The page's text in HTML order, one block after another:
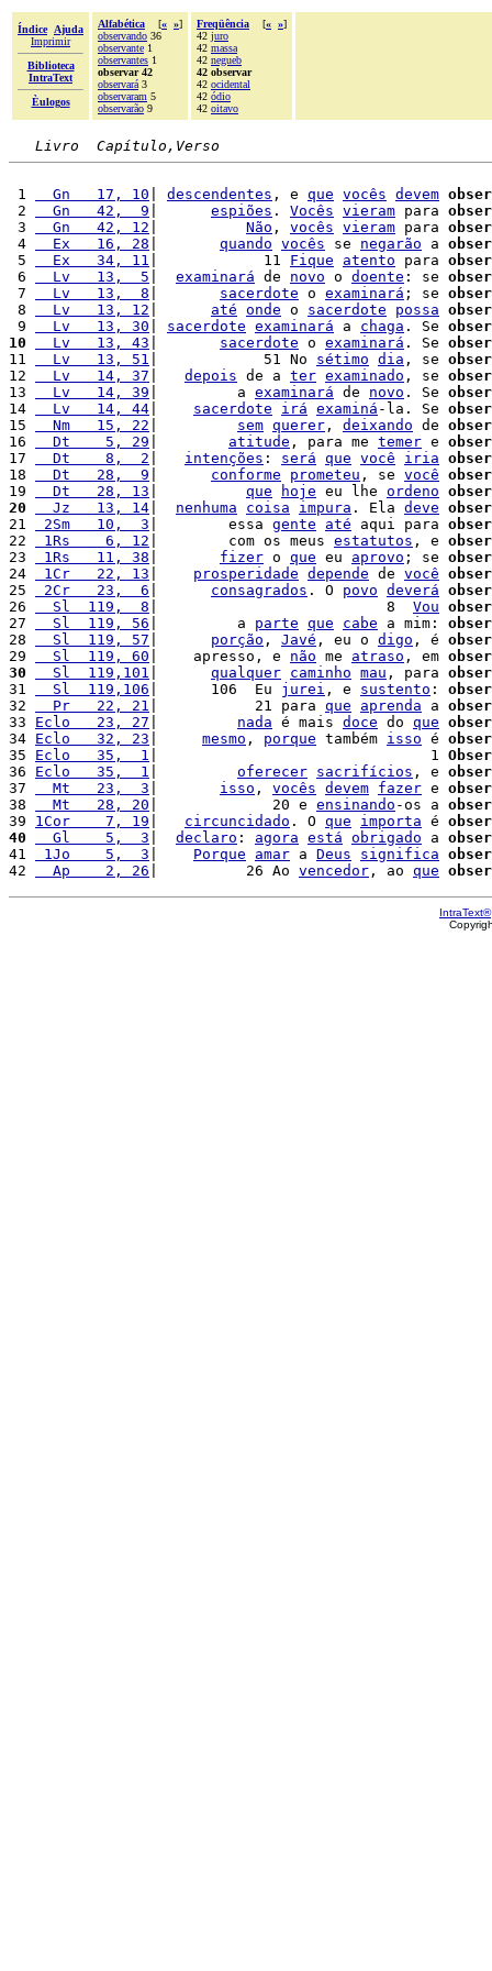
Índice
Ajuda
Imprimir
Biblioteca
IntraText
Èulogos
Alfabética [« »]
observando 36
observante 1
observantes 1
observar 42
observará 3
observaram 5
observarão 9
Freqüência [« »]
42 juro
42 massa
42 negueb
42 observar
42 ocidental
42 ódio
42 oitavo
Livro  Capítulo,Verso
1
  Gn   17, 10
descendentes , e que vocês devem
2
  Gn   42,  9
espiões . Vocês vieram para
3
  Gn   42, 12
Não , vocês vieram para
4
  Ex   16, 28
quando vocês se negarão a
5
  Ex   34, 11
|            11 Fique atento para
6
  Lv   13,  5
examinará de novo o doente : se
7
  Lv   13,  8
sacerdote o examinará ; se
8
  Lv   13, 12
até onde o sacerdote possa
9
  Lv   13, 30
sacerdote examinará a chaga . Se
10
  Lv   13, 43
sacerdote o examinará . Se
11
  Lv   13, 51
|            51 No sétimo dia , se
12
  Lv   14, 37
depois de a ter examinado , se
13
  Lv   14, 39
|         a examinará de novo . Se
14
  Lv   14, 44
sacerdote irá examiná -la. Se
15
  Nm   15, 22
sem querer , deixando de
16
  Dt    5, 29
atitude , para me temer e
17
  Dt    8,  2
intenções : será que você iria
18
  Dt   28,  9
conforme prometeu , se você
19
  Dt   28, 13
que hoje eu lhe ordeno
20
  Jz   13, 14
nenhuma coisa impura . Ela deve
21
2Sm   10,  3 |        essa gente até aqui para
22
1Rs    6, 12 |        com os meus estatutos , e
23
1Rs   11, 38 fizer o que eu aprovo ; se
24
1Cr   22, 13 prosperidade depende de você
25
2Cr   23,  6 consagrados . O povo deverá
26
  Sl  119,  8
|                          8 Vou
27
  Sl  119, 56
|         a parte que cabe a mim:
28
  Sl  119, 57
porção , Javé , eu o digo , é
29
  Sl  119, 60
|    apresso, e não me atraso , em
30
  Sl  119,101
qualquer caminho mau , para
31
  Sl  119,106
|      106  Eu jurei , e sustento :
32
  Pr   22, 21
|           21 para que aprenda a
33 Eclo   23, 27 nada é mais doce do que
34 Eclo   32, 23 mesmo , porque também isso é
35 Eclo   35,  1 |                               1
36 Eclo   35,  1 oferecer sacrifícios , e
37
  Mt   23,  3
isso , vocês devem fazer e
38
  Mt   28, 20
|             20 e ensinando -os a
39 1Cor    7, 19 circuncidado . O que importa é
40
  Gl    5,  3
declaro : agora está obrigado a
41
1Jo    5,  3 Porque amar a Deus significa
42
  Ap    2, 26
|          26 Ao vencedor , ao que
IntraText®